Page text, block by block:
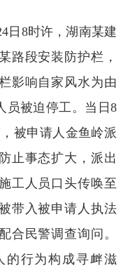
日8时许，湖南某建
路段安装防护栏，
影响自家风水为由
员被迫停工。当日8
被申请人金鱼岭派
止事态扩大，派出
工人员口头传唤至
带入被申请人执法
合民警调查询问。
的行为构成寻衅滋